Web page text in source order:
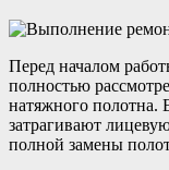
Перед началом
полностью
натяжного полотна.
затрагивают
полной замены